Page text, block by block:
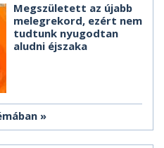
Megszületett az újabb
melegrekord, ezért nem
tudtunk nyugodtan
aludni éjszaka